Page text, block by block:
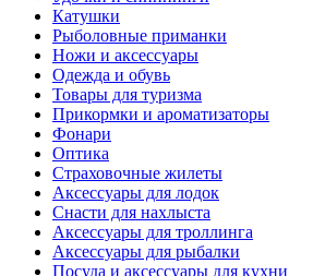
Катушки
Рыболовные приманки
Ножи и аксессуары
Одежда и обувь
Товары для туризма
Прикормки и ароматизаторы
Фонари
Оптика
Страховочные жилеты
Аксессуары для лодок
Снасти для нахлыста
Аксессуары для троллинга
Аксессуары для рыбалки
Посуда и аксессуары для кухни